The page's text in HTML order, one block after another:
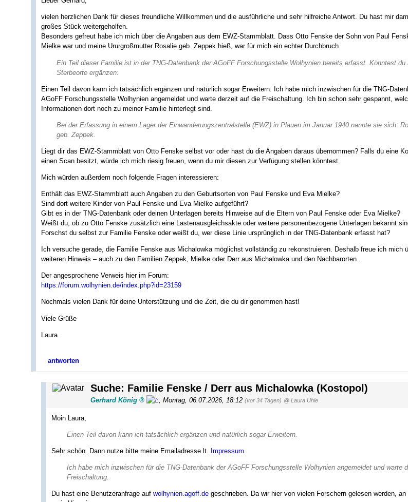
vielen herzlichen Dank für dieses freundliche Willkommen und die ausführliche und sehr hilfreiche Antwort. Du hast mir
großes Stück weitergeholfen.
Besonders gefreut habe ich mich über die Angaben aus dem EWZ-Stammblatt. Dass Otto Fenske der Sohn von Paul
Mielke war und meine Ururgroßmutter Rosalie geb. Zeppek hieß, war für mich ein echter Durchbruch.
Ein Teil dieser Familie ist in der TNG-Datenbank der AGoFF Forschungsstelle Wolhynien bereits erfasst. Könntest du
Sterbeorte ergänzen:
Einen Teil davon kann ich tatsächlich ergänzen und natürlich sogar Erweitern. Ich habe mich inzwischen für die TNG-
AGoFF Forschungsstelle Wolhynien angemeldet und warte derzeit auf die Freischaltung. Ich bin schon sehr gespannt,
Informationen dort noch zu meiner Familie hinterlegt sind.
Bei der Erfassung in einem Lager der Einwanderungszentralstelle (EWZ) in Plauen im Januar 1940 nannte sie sich:
geb. Zeppek.
Liegt dir das EWZ-Stammblatt von Otto Fenske selbst vor oder hast du die Angaben daraus übernommen? Falls du eine
einen Scan besitzt, würde ich mich riesig freuen, wenn du mir diesen zur Verfügung stellen könntest.
Mich würden außerdem noch folgende Fragen interessieren:
Enthält das EWZ-Stammblatt auch Angaben zu den Geburtsorten von Paul Fenske und Eva Mielke?
Sind dort weitere Kinder von Paul Fenske und Eva Mielke aufgeführt?
Gibt es in der TNG-Datenbank oder deinen Unterlagen bereits Hinweise auf die Eltern von Paul Fenske oder Eva Mielke?
Weißt du, ob zu Otto Fenske zusätzlich eine Lastenausgleichsakte oder weitere personenbezogene Unterlagen bekannt
Forschst du selbst zur Familie Fenske oder weißt du, wer diese Linie ursprünglich in der TNG-Datenbank erfasst hat?
Ich versuche gerade, die Familie Fenske aus Michalowka möglichst vollständig zu rekonstruieren. Deshalb freue ich mich
weiteren Hinweis – auch zu den Familien Zeppek, Mielke oder Derr aus Michalowka und den Nachbarorten.
Der angesprochene Verweis hier im Forum:
https://forum.wolhynien.de/index.php?id=23159
Nochmals vielen Dank für deine Unterstützung und die Zeit, die du dir genommen hast!
Viele Grüße
Laura
antworten
Suche: Familie Fenske / Derr aus Michalowka (Kostopol)
Gerhard König Montag, 06.07.2026, 18:12 (vor 34 Tagen) @ Laura Uhle
Moin Laura,
Einen Teil davon kann ich tatsächlich ergänzen und natürlich sogar Erweitern.
Sehr schön. Dann nutze bitte meine Emailadresse lt. Impressum
Ich habe mich inzwischen für die TNG-Datenbank der AGoFF Forschungsstelle Wolhynien angemeldet und warte
Freischaltung.
Du hast eine Benutzeranfrage auf wolhynien.agoff.de geschrieben. Da wir hier von vielen Forschern gelesen werden,